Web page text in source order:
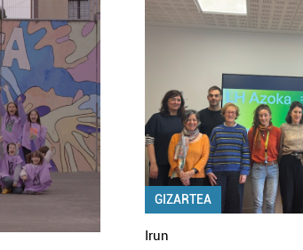
GIZARTEA
Irun